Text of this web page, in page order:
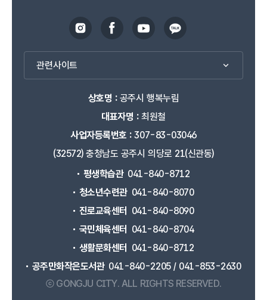
관련사이트
상호명 :공주시 행복누림
대표자명 :최원철
사업자등록번호 :307-83-03046
(32572) 충청남도 공주시 의당로 21(신관동)
평생학습관 041-840-8712
청소년수련관 041-840-8070
진로교육센터
041-840-8090
국민체육센터
041-840-8704
생활문화센터
041-840-8712
공주만화작은도서관 041-840-2205 / 041-853-2630
ⓒ GONGJU CITY. ALL RIGHTS RESERVED.